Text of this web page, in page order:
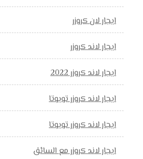
ايجار لان كروزر
ايجار لاند كروزر
ايجار لاند كروزر 2022
ايجار لاند كروزر تويوتا
ايجار لاند كروزر تويوتا
ايجار لاند كروزر مع السائق